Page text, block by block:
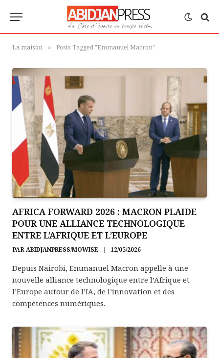
La maison » Posts Tagged "Emmanuel Macron"
AFRICA FORWARD 2026 : MACRON PLAIDE
POUR UNE ALLIANCE TECHNOLOGIQUE
ENTRE L’AFRIQUE ET L’EUROPE
PARABIDJANPRESS/MOWISE 12/05/2026
Depuis Nairobi, Emmanuel Macron appelle à une
nouvelle alliance technologique entre l’Afrique et
l’Europe autour de l’IA, de l’innovation et des
compétences numériques.